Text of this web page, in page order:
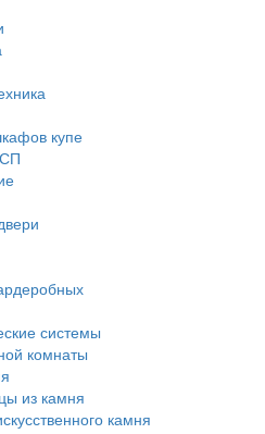
купе
системы
комнаты
из камня
камня